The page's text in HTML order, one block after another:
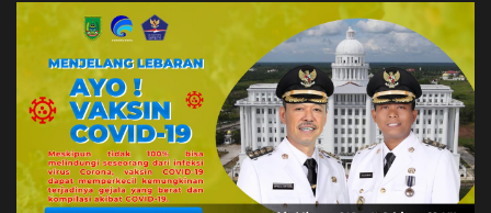
Ekonomi
Galeri
Kontak
Login